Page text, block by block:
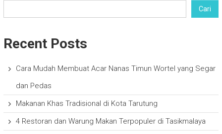
Cari
Recent Posts
Cara Mudah Membuat Acar Nanas Timun Wortel yang Segar
dan Pedas
Makanan Khas Tradisional di Kota Tarutung
4 Restoran dan Warung Makan Terpopuler di Tasikmalaya